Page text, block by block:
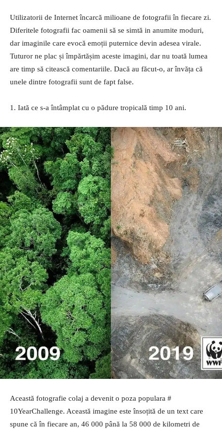
Utilizatorii de Internet încarcă milioane de fotografii în fiecare zi.
Diferitele fotografii fac oamenii să se simtă in anumite moduri,
dar imaginile care evocă emoții puternice devin adesea virale.
Tuturor ne plac și împărtășim aceste imagini, dar nu toată lumea
are timp să citească comentariile. Dacă au făcut-o, ar învăța că
unele dintre fotografii sunt de fapt false.
1. Iată ce s-a întâmplat cu o pădure tropicală timp 10 ani.
Această fotografie colaj a devenit o poza populara #
10YearChallenge. Această imagine este însoțită de un text care
spune că în fiecare an, 46 000 până la 58 000 de kilometri de